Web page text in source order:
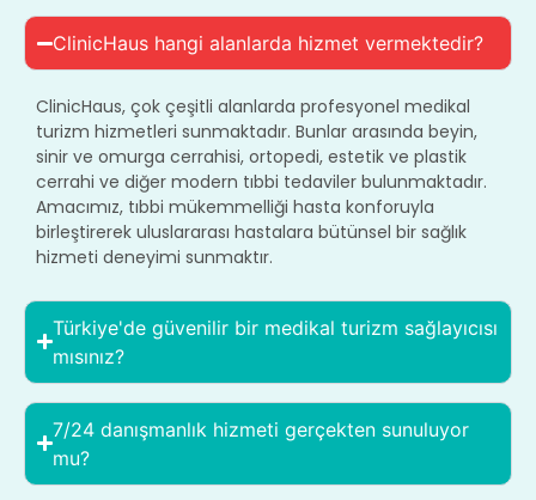
ClinicHaus hangi alanlarda hizmet vermektedir?
ClinicHaus, çok çeşitli alanlarda profesyonel medikal
turizm hizmetleri sunmaktadır. Bunlar arasında beyin,
sinir ve omurga cerrahisi, ortopedi, estetik ve plastik
cerrahi ve diğer modern tıbbi tedaviler bulunmaktadır.
Amacımız, tıbbi mükemmelliği hasta konforuyla
birleştirerek uluslararası hastalara bütünsel bir sağlık
hizmeti deneyimi sunmaktır.
Türkiye'de güvenilir bir medikal turizm sağlayıcısı
mısınız?
7/24 danışmanlık hizmeti gerçekten sunuluyor
mu?